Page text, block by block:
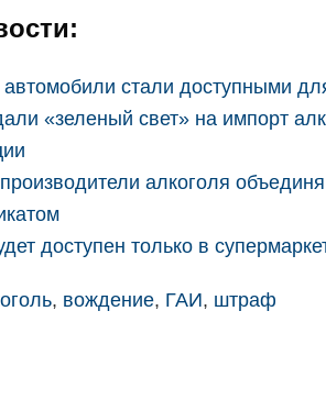
стали доступными
«зеленый свет» на импорт
алкоголя
доступен только в
, вождение, ГАИ, штраф